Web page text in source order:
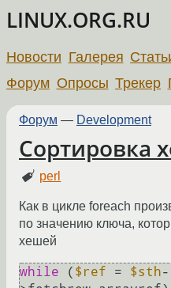
LINUX.ORG.RU
Новости Галерея
Форум Опросы Трекер
Форум — Development
Сортировка
perl
Как в цикле foreach
по значению ключа,
хешей
while ( $ref = $sth-